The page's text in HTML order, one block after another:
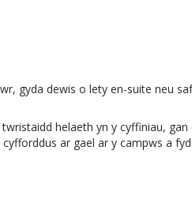
gyda dewis o lety en-suite neu
helaeth yn y cyffiniau,
ar gael ar y campws a